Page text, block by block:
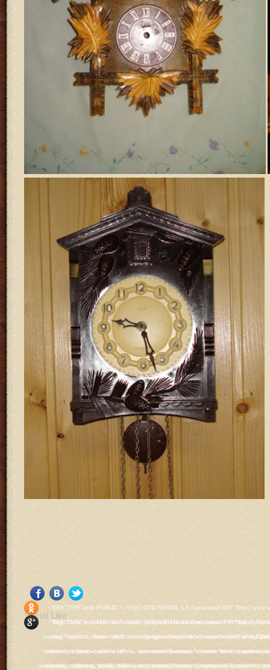
<!DOCTYPE html PUBLIC "-//W3C//DTD XHTML 1.0 Transitional//EN" "http://www.w3.org/TR/xhtml1/DTD/xhtml1-transitional.dtd"> <html xmlns="http://www.w3.org/1999/xhtml" xml:lang="ru-ru" lang="ru-ru" > <head> <meta name="google-site-verification" content="4vFPaFr8_T0N5uYcY4vh3M1DtIkbIJH6yDV7_NDqfJc" /> <base href="http://antik.1kzn.ru/" /> <meta http-equiv="content-type" content="text/html; charset=utf-8" /> <meta name="keywords" content="каталог антиквариат, часы продажа, старинные часы, напольные часы, настенные часы, каминные часы, мебель, старинные люстры, картины, торшеры, резьба, мебель, коллекционирование, чугунное литьё, предметы старины, реставрация, интерьер, модерн, классицизм, кресло, диван, мозаика, гарнитур, дуб, зеркало, светильник, канделябр, шифоньер, шкаф, буфет, комод, сундук, букинист, жирандоль, бронза" /> <meta name="rights" content="Продажа антиквариата http://antik.1kzn.ru" /> <meta name="author" content="Super User" /> <meta name="description" content="Продажа антиквариата, каталог антиквариата." /> <meta name="generator" content="Joomla! - Open Source Content Management" /> <title>Каталог антиквариата - Продажа антиквариата </title> <link rel="stylesheet" href="/plugins/system/rokbox/assets/styles/rokbox.css" type="text/css" /> <link rel="stylesheet" href="/libraries/gantry/css/grid-12.css" type="text/css" /> <link rel="stylesheet" href="/libraries/gantry/css/gantry.css" type="text/css" /> <link rel="stylesheet" href="/libraries/gantry/css/joomla.css" type="text/css" /> <link rel="stylesheet" href="/templates/rt_juxta/css/joomla.css" type="text/css" /> <link rel="stylesheet" href="/templates/rt_juxta/css/style1.css" type="text/css" /> <link rel="stylesheet" href="/templates/rt_juxta/css/demo-styles.css" type="text/css" /> <link rel="stylesheet" href="/templates/rt_juxta/css/template.css" type="text/css" /> <link rel="stylesheet" href="/templates/rt_juxta/css/template-firefox.css" type="text/css" /> <link rel="stylesheet" href="/templates/rt_juxta/css/typography.css" type="text/css" /> <link rel="stylesheet" href="/templates/rt_juxta/css/backgrounds.css" type="text/css" /> <link rel="stylesheet" href="/templates/rt_juxta/css/fusionmenu.css" type="text/css" /> <link rel="stylesheet" href="/modules/mod_roknewspager/themes/light/roknewspager.css" type="text/css" /> <style type="text/css"> #rt-main-surround ul.menu li.active > a, #rt-main-surround ul.menu li.active > .separator, #rt-main-surround ul.menu li.active > .item, #rt-main-surround .square4 ul.menu li:hover > a, #rt-main-surround .square4 ul.menu li:hover > .item, #rt-main-surround .square4 ul.menu li:hover > .separator, .roktabs-links ul li.active span, .menutop li:hover > .item, .menutop li.f-menuparent-itemfocus .item, .menutop li.active > .item {color:#660000;} a, .button, #rt-main-surround ul.menu a:hover, #rt-main-surround ul.menu .separator:hover, #rt-main-surround ul.menu .item:hover, .title1 .module-title .title, #rt-main .item_add:link, #rt-main .item_add:visited, #rt-main .simpleCart_empty:link, #rt-main .simpleCart_empty:visited, #rt-main .simpleCart_checkout:link, #rt-main .simpleCart_checkout:visited {color:#660000;} body #rt-logo {width:400px;height:200px;} </style> <script src="/media/system/js/mootools-core.js" type="text/javascript"></script> <script src="/media/system/js/core.js" type="text/javascript"></script> <script src="/media/
<!DOCTYPE html PUBLIC "-//W3C//DTD XHTML 1.0 Transitional//EN" "http://www.w3.org/TR/xhtml1/DTD/xhtml1-transitional.dtd"> <html xmlns="http://www.w3.org/1999/xhtml" xml:lang="ru-ru" lang="ru-ru" > <head> <meta name="google-site-verification" content="4vFPaFr8_T0N5uYcY4vh3M1DtIkbIJH6yDV7_NDqfJc" /> <base href="http://antik.1kzn.ru/" /> <meta http-equiv="content-type" content="text/html; charset=utf-8" /> <meta name="keywords" content="каталог антиквариат, часы продажа, старинные часы, напольные часы, настенные часы, каминные часы, мебель, старинные люстры, картины, торшеры, резьба, мебель, коллекционирование, чугунное литьё, предметы старины, реставрация, интерьер, модерн, классицизм, кресло, диван, мозаика, гарнитур, дуб, зеркало, светильник, канделябр, шифоньер, шкаф, буфет, комод, сундук, букинист, жирандоль, бронза" /> <meta name="rights" content="Продажа антиквариата http://antik.1kzn.ru" /> <meta name="author" content="Super User" /> <meta name="description" content="Продажа антиквариата, каталог антиквариата." /> <meta name="generator" content="Joomla! - Open Source Content Management" /> <title>Каталог антиквариата - Продажа антиквариата </title> <link rel="stylesheet" href="/plugins/system/rokbox/assets/styles/rokbox.css" type="text/css" /> <link rel="stylesheet" href="/libraries/gantry/css/grid-12.css" type="text/css" /> <link rel="stylesheet" href="/libraries/gantry/css/gantry.css" type="text/css" /> <link rel="stylesheet" href="/libraries/gantry/css/joomla.css" type="text/css" /> <link rel="stylesheet" href="/templates/rt_juxta/css/joomla.css" type="text/css" /> <link rel="stylesheet" href="/templates/rt_juxta/css/style1.css" type="text/css" /> <link rel="stylesheet" href="/templates/rt_juxta/css/demo-styles.css" type="text/css" /> <link rel="stylesheet" href="/templates/rt_juxta/css/template.css" type="text/css" /> <link rel="stylesheet" href="/templates/rt_juxta/css/template-firefox.css" type="text/css" /> <link rel="stylesheet" href="/templates/rt_juxta/css/typography.css" type="text/css" /> <link rel="stylesheet" href="/templates/rt_juxta/css/backgrounds.css" type="text/css" /> <link rel="stylesheet" href="/templates/rt_juxta/css/fusionmenu.css" type="text/css" /> <link rel="stylesheet" href="/modules/mod_roknewspager/themes/light/roknewspager.css" type="text/css" /> <style type="text/css"> #rt-main-surround ul.menu li.active > a, #rt-main-surround ul.menu li.active > .separator, #rt-main-surround ul.menu li.active > .item, #rt-main-surround .square4 ul.menu li:hover > a, #rt-main-surround .square4 ul.menu li:hover > .item, #rt-main-surround .square4 ul.menu li:hover > .separator, .roktabs-links ul li.active span, .menutop li:hover > .item, .menutop li.f-menuparent-itemfocus .item, .menutop li.active > .item {color:#660000;} a, .button, #rt-main-surround ul.menu a:hover, #rt-main-surround ul.menu .separator:hover, #rt-main-surround ul.menu .item:hover, .title1 .module-title .title, #rt-main .item_add:link, #rt-main .item_add:visited, #rt-main .simpleCart_empty:link, #rt-main .simpleCart_empty:visited, #rt-main .simpleCart_checkout:link, #rt-main .simpleCart_checkout:visited {color:#660000;} body #rt-logo {width:400px;height:200px;} </style> <script src="/media/system/js/mootools-core.js" type="text/javascript"></script> <script src="/media/system/js/core.js" type="text/javascript"></script> <script src="/media/
Social Like